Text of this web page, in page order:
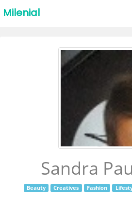
Milenial
Sandra
Beauty Creatives Fashion